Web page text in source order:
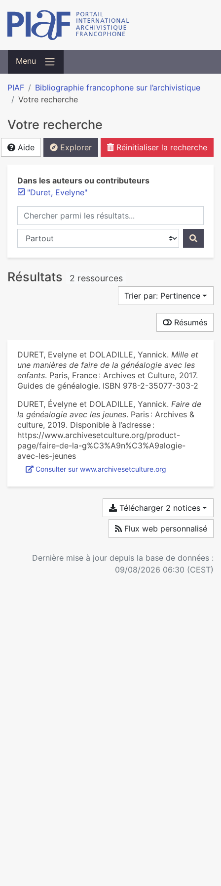
Menu
PIAF
Bibliographie francophone sur l’archivistique
Votre recherche
Votre recherche
Aide Explorer Réinitialiser la recherche
Dans les auteurs ou contributeurs
"Duret, Evelyne"
Chercher parmi les résultats...
Chercher dans...
Résultats 2 ressources
Trier par: Pertinence
Résumés
DURET, Evelyne et DOLADILLE, Yannick. Mille et
une manières de faire de la généalogie avec les
enfants. Paris, France : Archives et Culture, 2017.
Guides de généalogie. ISBN 978-2-35077-303-2
DURET, Évelyne et DOLADILLE, Yannick. Faire de
la généalogie avec les jeunes. Paris : Archives &
culture, 2019. Disponible à l’adresse :
https://www.archivesetculture.org/product-
page/faire-de-la-g%C3%A9n%C3%A9alogie-
avec-les-jeunes
Consulter sur www.archivesetculture.org
Télécharger 2 notices
Flux web personnalisé
Dernière mise à jour depuis la base de données :
09/08/2026 06:30 (CEST)